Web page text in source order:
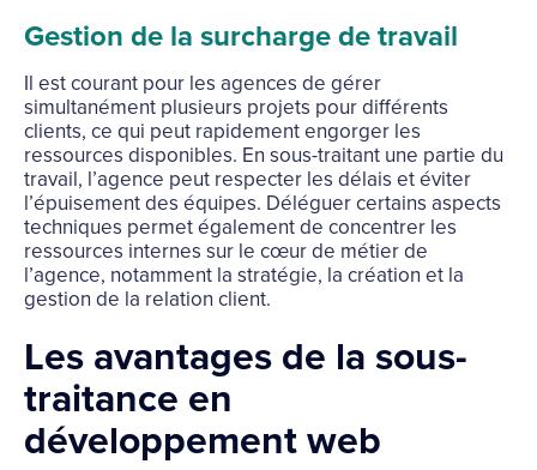
Gestion de la surcharge de travail
Il est courant pour les agences de gérer
simultanément plusieurs projets pour différents
clients, ce qui peut rapidement engorger les
ressources disponibles. En sous-traitant une partie du
travail, l’agence peut respecter les délais et éviter
l’épuisement des équipes. Déléguer certains aspects
techniques permet également de concentrer les
ressources internes sur le cœur de métier de
l’agence, notamment la stratégie, la création et la
gestion de la relation client.
Les avantages de la sous-
traitance en
développement web